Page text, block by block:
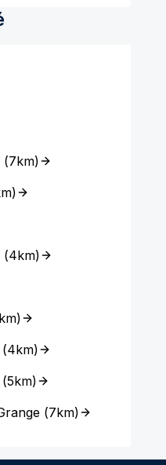
(7km)
)
(4km)
)
4km)
(5km)
(7km)